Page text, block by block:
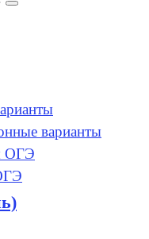
варианты
ОГЭ